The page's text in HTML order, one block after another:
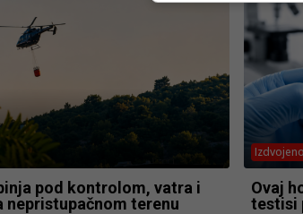
pod kontrolom, vatra i
nepristupačnom terenu
Izdvojeno
Ovaj
testisi